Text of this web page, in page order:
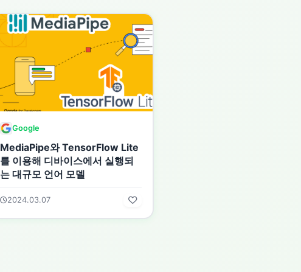
Google
MediaPipe와 TensorFlow Lite
를 이용해 디바이스에서 실행되
는 대규모 언어 모델
2024.03.07